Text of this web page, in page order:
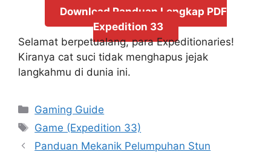
Download Panduan Lengkap PDF
Expedition 33
Selamat berpetualang, para Expeditionaries!
Kiranya cat suci tidak menghapus jejak
langkahmu di dunia ini.
Categories
Gaming Guide
Tags
Game (Expedition 33)
Panduan Mekanik Pelumpuhan Stun